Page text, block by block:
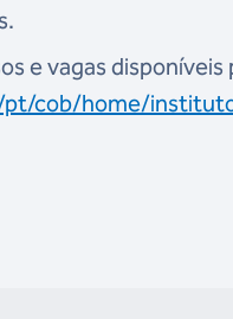
e vagas
cob/home/